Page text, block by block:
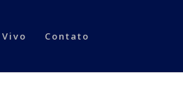
Contato